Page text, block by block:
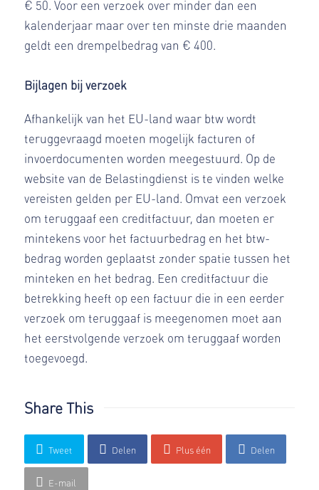
€ 50. Voor een verzoek over minder dan een
kalenderjaar maar over ten minste drie maanden
geldt een drempelbedrag van € 400.
Bijlagen bij verzoek
Afhankelijk van het EU-land waar btw wordt
teruggevraagd moeten mogelijk facturen of
invoerdocumenten worden meegestuurd. Op de
website van de Belastingdienst is te vinden welke
vereisten gelden per EU-land. Omvat een verzoek
om teruggaaf een creditfactuur, dan moeten er
mintekens voor het factuurbedrag en het btw-
bedrag worden geplaatst zonder spatie tussen het
minteken en het bedrag. Een creditfactuur die
betrekking heeft op een factuur die in een eerder
verzoek om teruggaaf is meegenomen moet aan
het eerstvolgende verzoek om teruggaaf worden
toegevoegd.
Share This
Tweet Delen Plus één Delen
E-mail